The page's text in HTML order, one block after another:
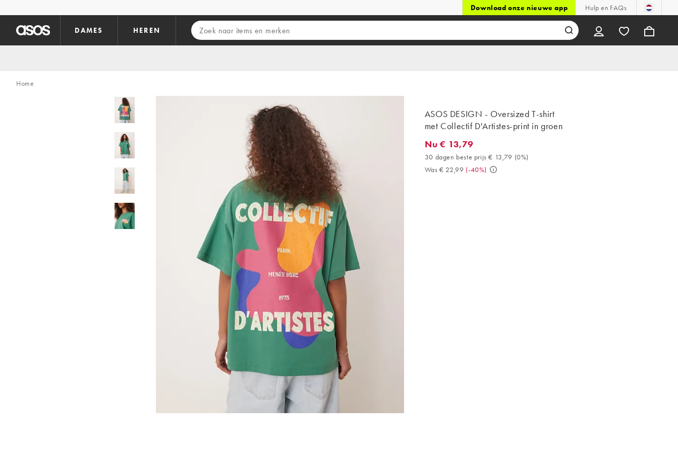
Download onze nieuwe app Hulp en FAQs
DAMES HEREN
Home
ASOS DESIGN - Oversized T-shirt
met Collectif D'Artistes-print in groen
Nu € 13,79. 30 dagen beste prijs € 13,79 (0%). Was € 22,99. (-40%)
Nu € 13,79
30 dagen beste prijs € 13,79 (0%)
Was € 22,99 (-40%)